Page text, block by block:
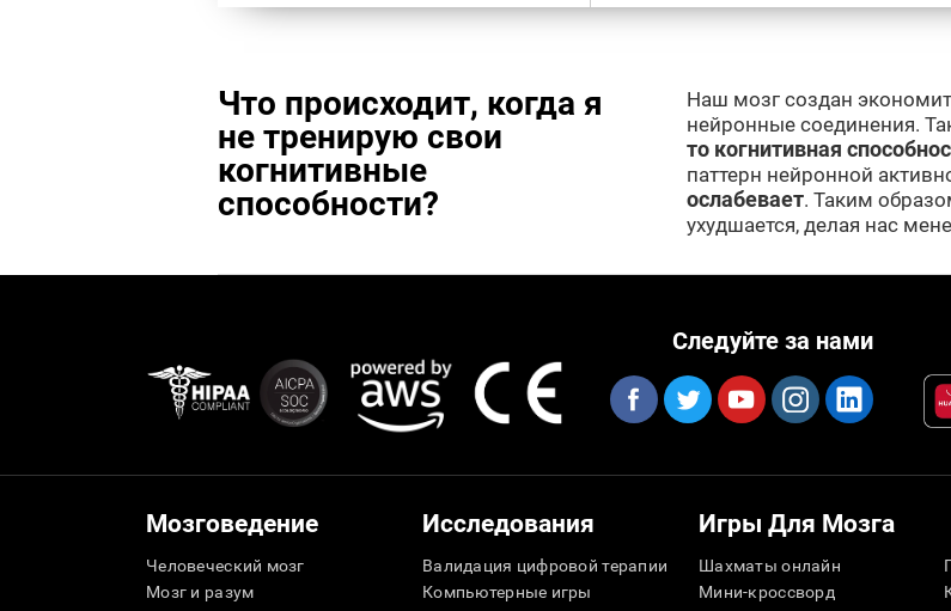
Что происходит, когда я
не тренирую свои
когнитивные
способности?
Наш мозг создан
нейронные соединения.
то когнитивная
паттерн нейронной
ослабевает. Таким
ухудшается, делая нас
Следуйте за нами
Мозговедение
Человеческий мозг
Мозг и разум
Исследования
Валидация цифровой терапии
Компьютерные игры
Игры Для Мозга
Шахматы онлайн
Мини-кроссворд